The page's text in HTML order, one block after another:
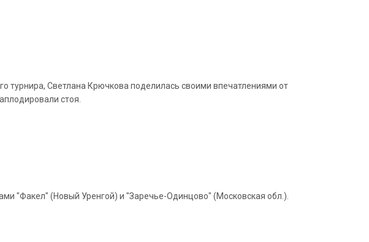
турнира, Светлана Крючкова поделилась своими впечатлениями от
стоя.
"Факел" (Новый Уренгой) и "Заречье-Одинцово" (Московская обл.).